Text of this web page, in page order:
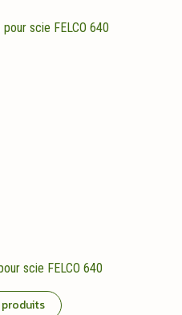
scie FELCO 640